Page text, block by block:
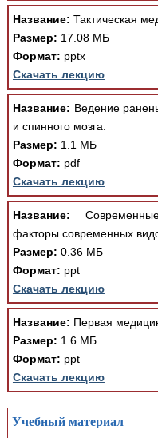
Название: Тактическая
Размер: 17.08 МБ
Формат: pptx
Скачать лекцию
Название: Ведение
и спинного мозга.
Размер: 1.1 МБ
Формат: pdf
Скачать лекцию
Название:
факторы современных
Размер: 0.36 МБ
Формат: ppt
Скачать лекцию
Название: Первая
Размер: 1.6 МБ
Формат: ppt
Скачать лекцию
Учебный материал